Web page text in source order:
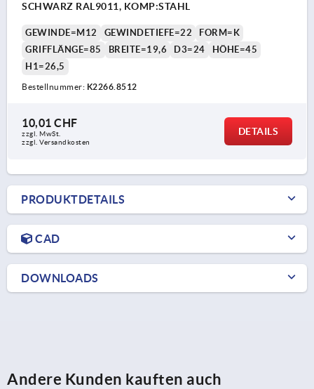
SCHWARZ RAL9011, KOMP:STAHL
GEWINDE=M12 GEWINDETIEFE=22
FORM=K
GRIFFLÄNGE=85
BREITE=19,6 D3=24
HÖHE=45
H1=26,5
Bestellnummer: K2266.8512
10,01 CHF
zzgl. MwSt.
zzgl. Versandkosten
DETAILS
PRODUKTDETAILS
CAD
DOWNLOADS
Andere Kunden kauften auch